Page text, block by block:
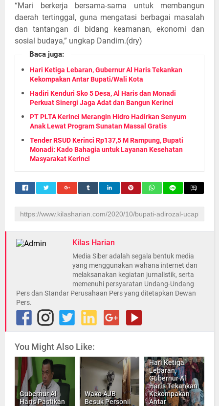
“Mari berkerja bersama-sama untuk membangun
daerah tertinggal, guna mengatasi berbagai masalah
dan tantangan di bidang keamanan, ekonomi dan
sosial budaya,” ungkap Dandim.(dry)
Baca juga:
Hari Ketiga Lebaran, Gubernur Al Haris Tekankan
Kekompakan Antar Bupati/Wali Kota
Hadiri Kenduri Sko 5 Desa, Al Haris dan Monadi
Perkuat Sinergi Jaga Adat dan Bangun Kerinci
PT PLTA Kerinci Merangin Hidro Hadirkan Senyum
Anak Lewat Program Sunatan Massal Gratis
Tender RSUD Kerinci Rp137,5 M Rampung, Bupati
Monadi: Kado Bahagia untuk Layanan Kesehatan
Masyarakat Kerinci
Kilas Harian
Media Siber adalah segala bentuk media
yang menggunakan wahana internet dan
melaksanakan kegiatan jurnalistik, serta
memenuhi persyaratan Undang-Undang
Pers dan Standar Perusahaan Pers yang ditetapkan Dewan
Pers.
You Might Also Like:
Gubernur Al
Haris Pastikan
Wako AJB
Besuk Personil
Hari Ketiga
Lebaran,
Gubernur Al
Haris Tekankan
Kekompakan
Antar